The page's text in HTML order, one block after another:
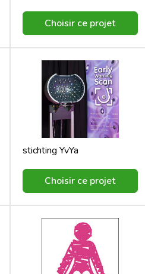
Choisir ce projet
stichting YvYa
Choisir ce projet